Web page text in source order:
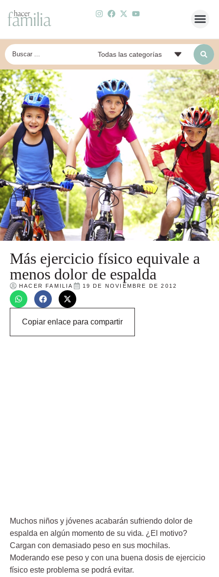
Más ejercicio físico equivale a
menos dolor de espalda
HACER FAMILIA 19 DE NOVIEMBRE DE 2012
Copiar enlace para compartir
Muchos niños y jóvenes acabarán sufriendo dolor de
espalda en algún momento de su vida. ¿El motivo?
Cargan con demasiado peso en sus mochilas.
Moderando ese peso y con una buena dosis de ejercicio
físico este problema se podrá evitar.